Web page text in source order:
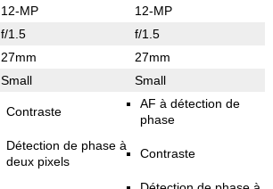
12-MP 12-MP
f/1.5 f/1.5
27mm 27mm
Small Small
Contraste
Détection de phase à
deux pixels
AF à détection de
phase
Contraste